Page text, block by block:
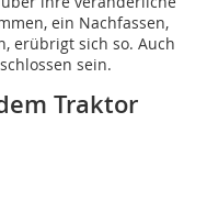
ein Nachfassen,
erübrigt sich so. Auch
sein.
Traktor